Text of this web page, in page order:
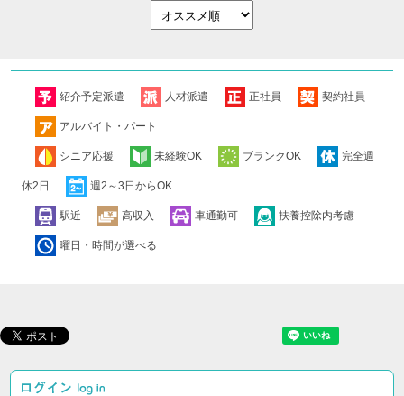
紹介予定派遣 人材派遣 正社員 契約社員
アルバイト・パート
シニア応援 未経験OK ブランクOK 完全週
休2日 週2～3日からOK
駅近 高収入 車通勤可 扶養控除内考慮
曜日・時間が選べる